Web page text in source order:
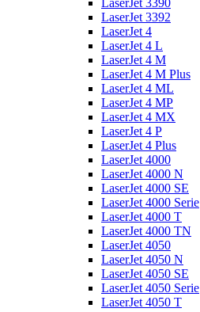
LaserJet 3392
LaserJet 4
LaserJet 4 L
LaserJet 4 M
LaserJet 4 M Plus
LaserJet 4 ML
LaserJet 4 MP
LaserJet 4 MX
LaserJet 4 P
LaserJet 4 Plus
LaserJet 4000
LaserJet 4000 N
LaserJet 4000 SE
LaserJet 4000 Serie
LaserJet 4000 T
LaserJet 4000 TN
LaserJet 4050
LaserJet 4050 N
LaserJet 4050 SE
LaserJet 4050 Serie
LaserJet 4050 T